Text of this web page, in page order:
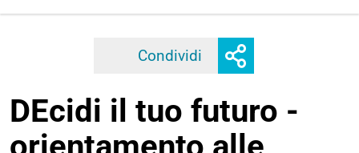
Condividi Facebook
opzioni
di
condivisione
DEcidi il tuo futuro -